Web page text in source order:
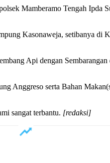
Mamberamo Tengah Ipda
Kasonaweja, setibanya di
Api dengan
Anggreso serta Bahan
sangat terbantu. [redaksi]